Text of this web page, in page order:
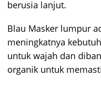
berusia lanjut.
Blau Masker lumpur
meningkatnya
untuk wajah dan
organik untuk